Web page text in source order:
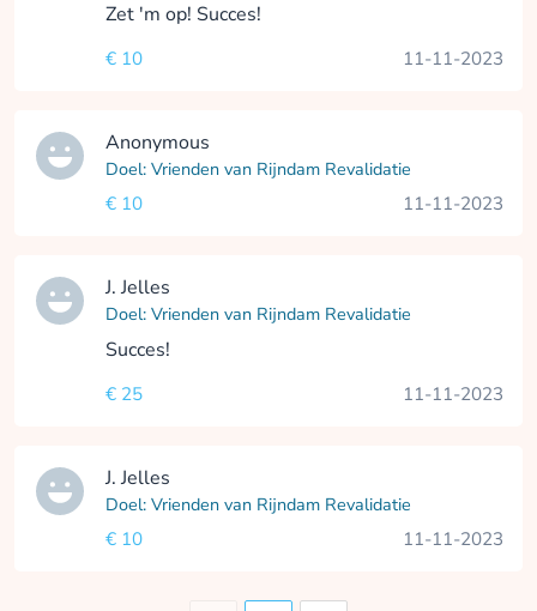
Zet 'm op! Succes!
€ 10 11-11-2023
Anonymous
Doel: Vrienden van Rijndam Revalidatie
€ 10
11-11-2023
J. Jelles
Doel: Vrienden van Rijndam Revalidatie
Succes!
€ 25 11-11-2023
J. Jelles
Doel: Vrienden van Rijndam Revalidatie
€ 10
11-11-2023